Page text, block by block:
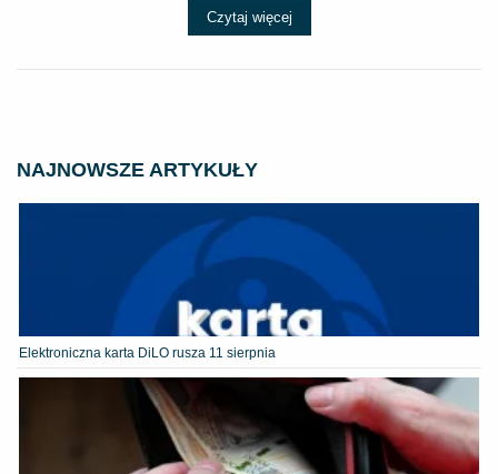
Czytaj więcej
NAJNOWSZE ARTYKUŁY
Elektroniczna karta DiLO rusza 11 sierpnia